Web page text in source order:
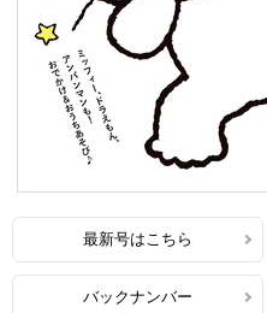
最新号はこちら
バックナンバー